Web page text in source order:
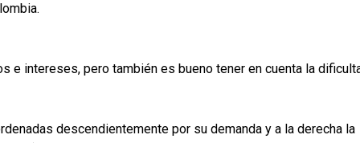
e intereses, pero también es bueno tener en cuenta la
descendientemente por su demanda y a la derecha la